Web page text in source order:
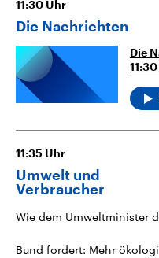
11:30 Uhr
Die Nachrichten
Die
11:35 Uhr
Umwelt und
Verbraucher
Wie dem Umweltminister
Bund fordert: Mehr